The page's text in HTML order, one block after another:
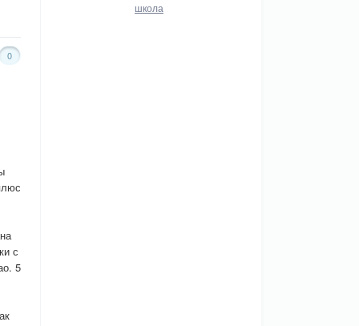
0
с
5
школа